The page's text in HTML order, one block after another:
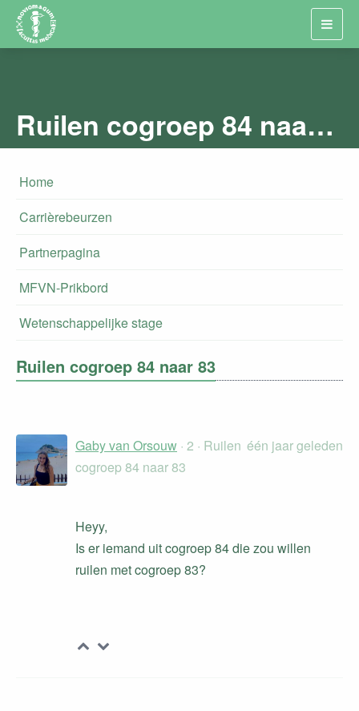
Ruilen cogroep 84 naar 83
Home
Carrièrebeurzen
Partnerpagina
MFVN-Prikbord
Wetenschappelijke stage
Ruilen cogroep 84 naar 83
één jaar geleden
Gaby van Orsouw · 2 · Ruilen
cogroep 84 naar 83
Heyy,
Is er iemand uit cogroep 84 die zou willen
ruilen met cogroep 83?